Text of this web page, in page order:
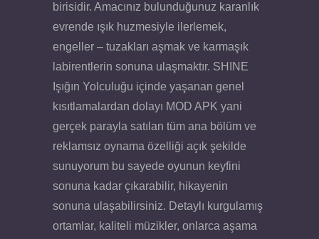
birisidir. Amacınız bulunduğunuz karanlık
evrende ışık huzmesiyle ilerlemek,
engeller – tuzakları aşmak ve karmaşık
labirentlerin sonuna ulaşmaktır. SHINE
Işığın Yolculuğu içinde yaşanan genel
kısıtlamalardan dolayı MOD APK yani
gerçek parayla satılan tüm ana bölüm ve
reklamsız oynama özelliği açık şekilde
sunuyorum bu sayede oyunun keyfini
sonuna kadar çıkarabilir, hikayenin
sonuna ulaşabilirsiniz. Detaylı kurgulamış
ortamlar, kaliteli müzikler, onlarca aşama